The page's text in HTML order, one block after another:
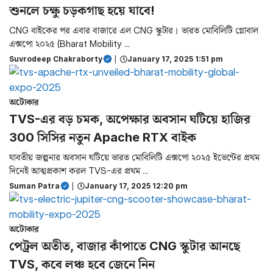
শুনলে চক্ষু চড়কগাছ হয়ে যাবে!
CNG বাইকের পর এবার বাজারে এল CNG স্কুটার। ভারত মোবিলিটি গ্লোবাল
এক্সপো ২০২৫ (Bharat Mobility ...
Suvrodeep Chakraborty January 17, 2025 1:51 pm
অটোকার
TVS-এর বড় চমক, অপেক্ষার অবসান ঘটিয়ে হাজির
300 সিসির নতুন Apache RTX বাইক
যাবতীয় জল্পনার অবসান ঘটিয়ে ভারত মোবিলিটি এক্সপো ২০২৫ ইভেন্টের প্রথম
দিনেই আত্মপ্রকাশ করল TVS-এর প্রথম ...
Suman Patra January 17, 2025 12:20 pm
অটোকার
পেট্রল অতীত, বাজার কাঁপাতে CNG স্কুটার আনছে
TVS, কবে লঞ্চ হবে জেনে নিন